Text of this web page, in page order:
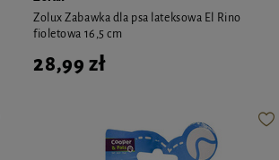
Zolux Zabawka dla psa lateksowa El Rino
fioletowa 16,5 cm
28,99 zł